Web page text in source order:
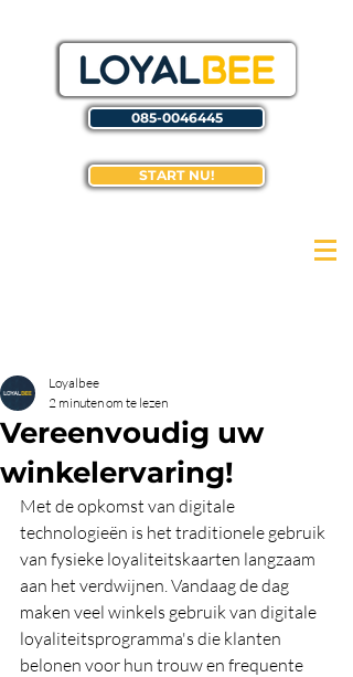
085-0046445
START NU!
Vereenvoudig uw
winkelervaring!
Loyalbee
2 minuten om te lezen
Met de opkomst van digitale
technologieën is het traditionele gebruik
van fysieke loyaliteitskaarten langzaam
aan het verdwijnen. Vandaag de dag
maken veel winkels gebruik van digitale
loyaliteitsprogramma's die klanten
belonen voor hun trouw en frequente